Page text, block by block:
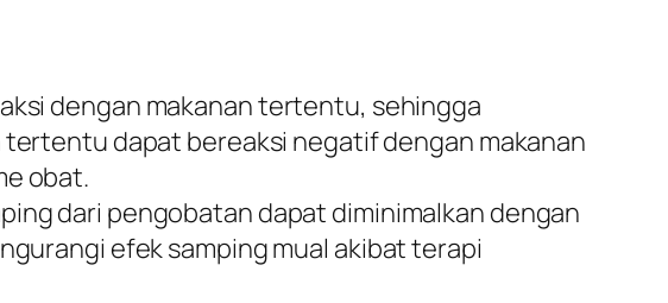
dengan makanan tertentu, sehingga
dapat bereaksi negatif dengan makanan
obat.
dari pengobatan dapat diminimalkan dengan
efek samping mual akibat terapi